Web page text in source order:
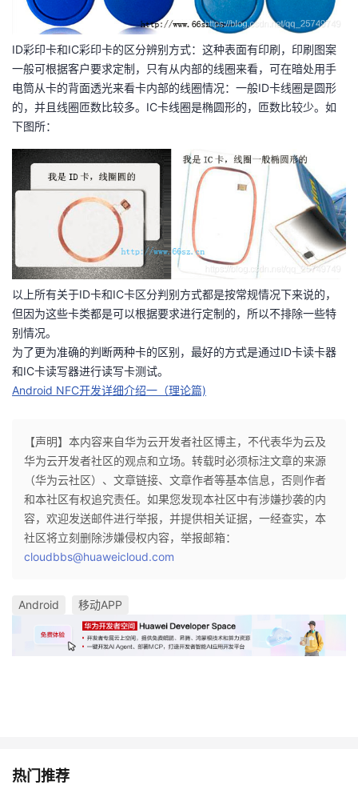
验
收
藏
议
ID彩印卡和IC彩印卡的区分辨别方式：这种表面有印刷，印刷图案
一般可根据客户要求定制，只有从内部的线圈来看，可在暗处用手
电筒从卡的背面透光来看卡内部的线圈情况：一般ID卡线圈是圆形
的，并且线圈匝数比较多。IC卡线圈是椭圆形的，匝数比较少。如
下图所：
以上所有关于ID卡和IC卡区分判别方式都是按常规情况下来说的，
但因为这些卡类都是可以根据要求进行定制的，所以不排除一些特
别情况。
为了更为准确的判断两种卡的区别，最好的方式是通过ID卡读卡器
和IC卡读写器进行读写卡测试。
Android NFC开发详细介绍一（理论篇)
【声明】本内容来自华为云开发者社区博主，不代表华为云及
华为云开发者社区的观点和立场。转载时必须标注文章的来源
（华为云社区）、文章链接、文章作者等基本信息，否则作者
和本社区有权追究责任。如果您发现本社区中有涉嫌抄袭的内
容，欢迎发送邮件进行举报，并提供相关证据，一经查实，本
社区将立刻删除涉嫌侵权内容，举报邮箱：
cloudbbs@huaweicloud.com
Android 移动APP
热门推荐